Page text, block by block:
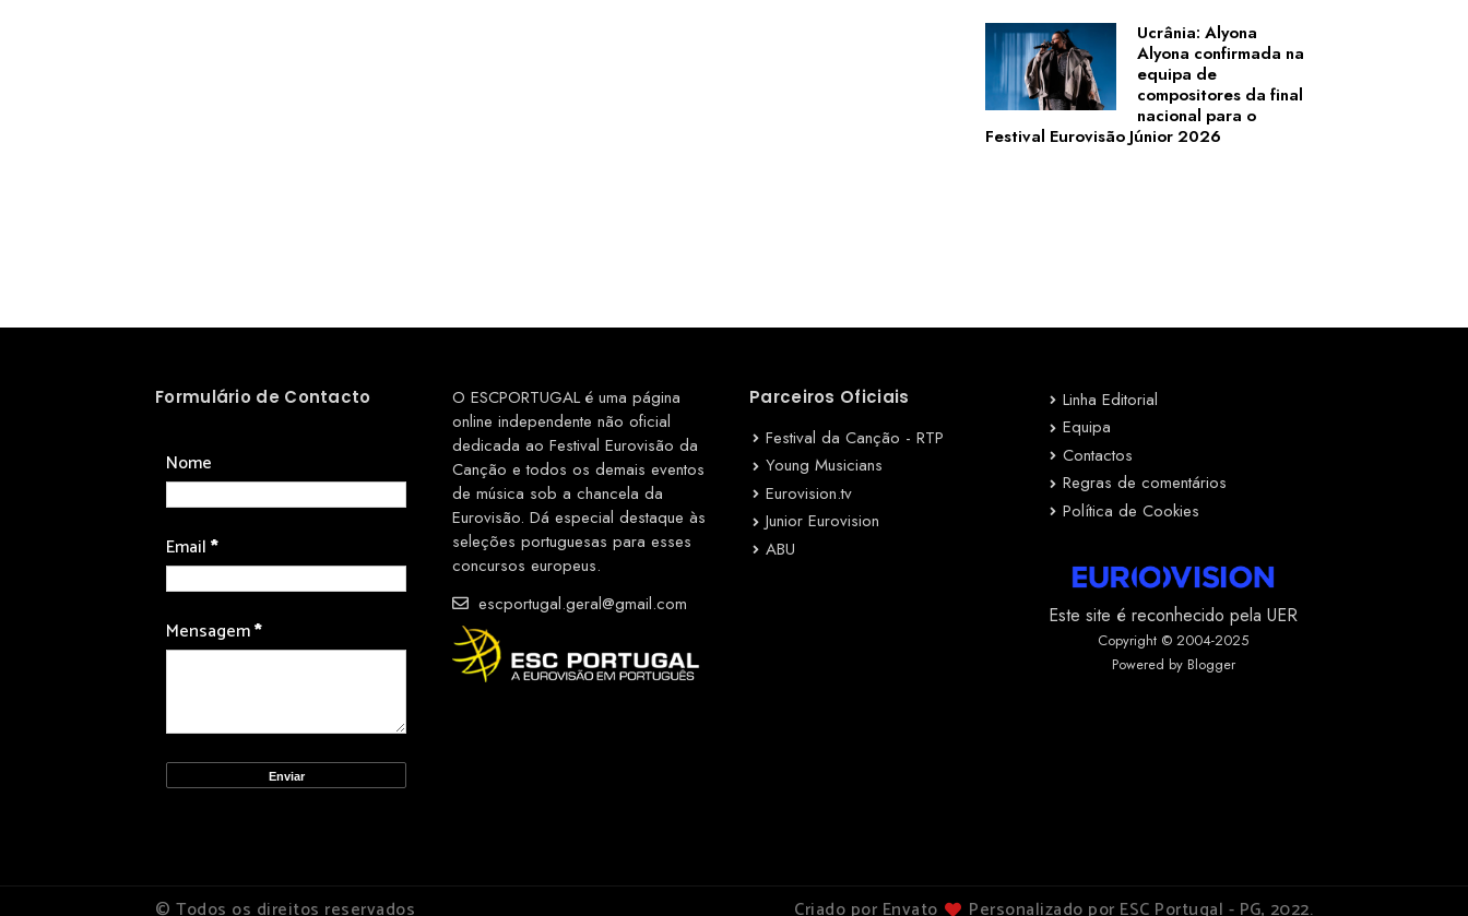
Ucrânia: Alyona
Alyona confirmada na
equipa de
compositores da final
nacional para o
Festival Eurovisão Júnior 2026
Formulário de Contacto
Nome
Email*
Mensagem*
O ESCPORTUGAL é uma página
online independente não oficial
dedicada ao Festival Eurovisão da
Canção e todos os demais eventos
de música sob a chancela da
Eurovisão. Dá especial destaque às
seleções portuguesas para esses
concursos europeus.
escportugal.geral@gmail.com
Parceiros Oficiais
Festival da Canção - RTP
Young Musicians
Eurovision.tv
Junior Eurovision
ABU
Linha Editorial
Equipa
Contactos
Regras de comentários
Política de Cookies
Este site é reconhecido pela UER
Copyright © 2004-2025
Powered by Blogger
© Todos os direitos reservados Criado por Envato Personalizado por ESC Portugal - PG, 2022.